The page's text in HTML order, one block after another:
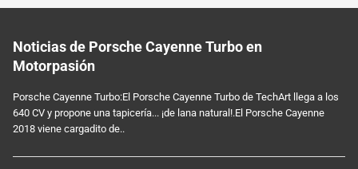
Noticias de Porsche Cayenne Turbo en
Motorpasión
Porsche Cayenne Turbo:El Porsche Cayenne Turbo de TechArt llega a los
640 CV y propone una tapicería... ¡de lana natural!.El Porsche Cayenne
2018 viene cargadito de..